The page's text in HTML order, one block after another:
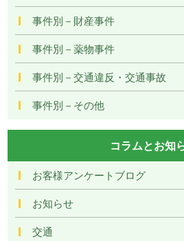
事件別－財産事件
事件別－薬物事件
事件別－交通違反・交通事故
事件別－その他
コラムとお知
お客様アンケートブログ
お知らせ
交通